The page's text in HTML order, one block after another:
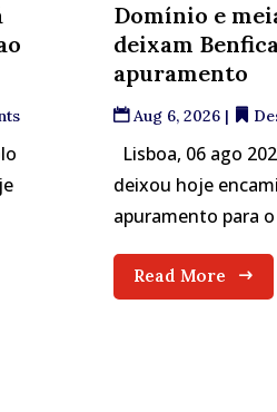
Domínio e
deixam
apuramento
Aug 6, 2026|
Lisboa, 06 ago
deixou hoje
apuramento para
Read More